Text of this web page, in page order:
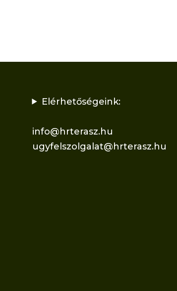
Elérhetőségeink:
info@hrterasz.hu
ugyfelszolgalat@hrterasz.hu